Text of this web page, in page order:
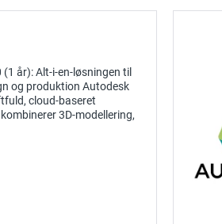
år): Alt-i-en-løsningen til
og produktion Autodesk
cloud-baseret
3D-modellering,